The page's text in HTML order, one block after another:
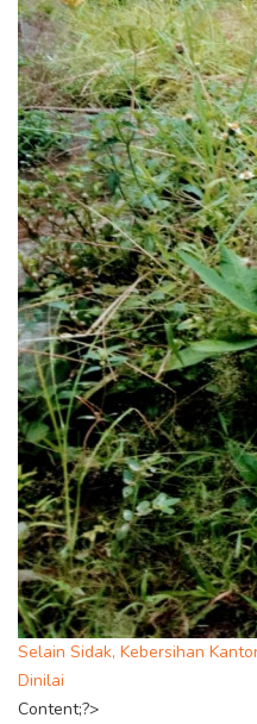
Selain Sidak, Kebersihan
Dinilai
Content;?>